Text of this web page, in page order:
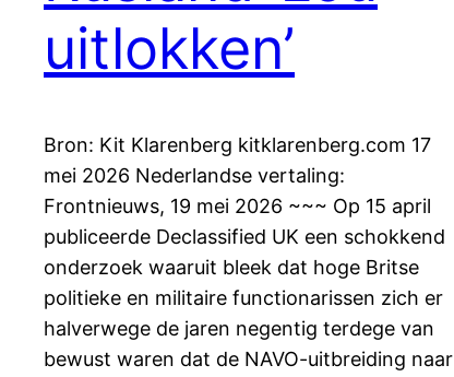
uitlokken’
Bron: Kit Klarenberg kitklarenberg.com 17
mei 2026 Nederlandse vertaling:
Frontnieuws, 19 mei 2026 ~~~ Op 15 april
publiceerde Declassified UK een schokkend
onderzoek waaruit bleek dat hoge Britse
politieke en militaire functionarissen zich er
halverwege de jaren negentig terdege van
bewust waren dat de NAVO-uitbreiding naar